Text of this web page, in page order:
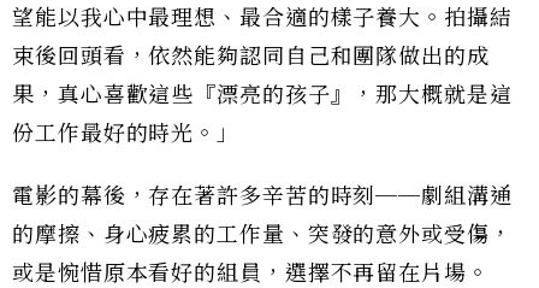
望能以我心中最理想、最合適的樣子養大。拍攝結
束後回頭看，依然能夠認同自己和團隊做出的成
果，真心喜歡這些『漂亮的孩子』，那大概就是這
份工作最好的時光。」
電影的幕後，存在著許多辛苦的時刻──劇組溝通
的摩擦、身心疲累的工作量、突發的意外或受傷，
或是惋惜原本看好的組員，選擇不再留在片場。